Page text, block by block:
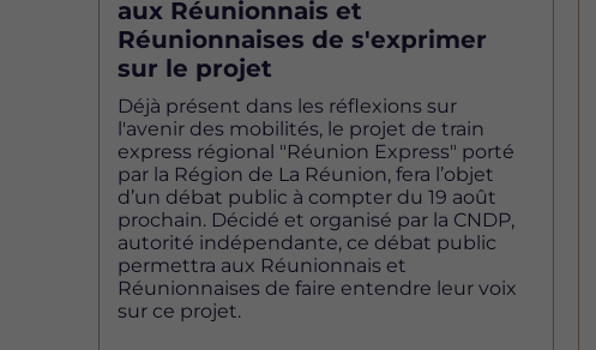
aux Réunionnais et
Réunionnaises de s'exprimer
sur le projet
Déjà présent dans les réflexions sur
l'avenir des mobilités, le projet de train
express régional "Réunion Express" porté
par la Région de La Réunion, fera l’objet
d’un débat public à compter du 19 août
prochain. Décidé et organisé par la CNDP,
autorité indépendante, ce débat public
permettra aux Réunionnais et
Réunionnaises de faire entendre leur voix
sur ce projet.